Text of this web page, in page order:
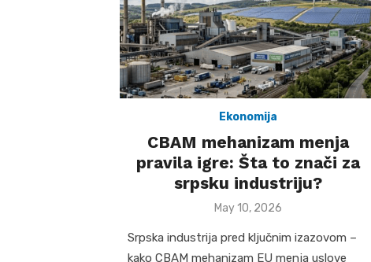
Ekonomija
CBAM mehanizam menja
pravila igre: Šta to znači za
srpsku industriju?
Posted
May 10, 2026
Srpska industrija pred ključnim izazovom –
kako CBAM mehanizam EU menja uslove